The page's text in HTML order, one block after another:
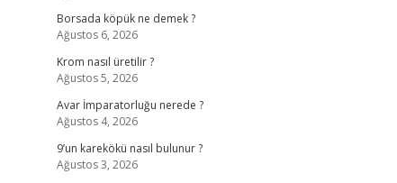
Borsada köpük ne demek ?
Ağustos 6, 2026
Krom nasıl üretilir ?
Ağustos 5, 2026
Avar İmparatorluğu nerede ?
Ağustos 4, 2026
9’un karekökü nasıl bulunur ?
Ağustos 3, 2026